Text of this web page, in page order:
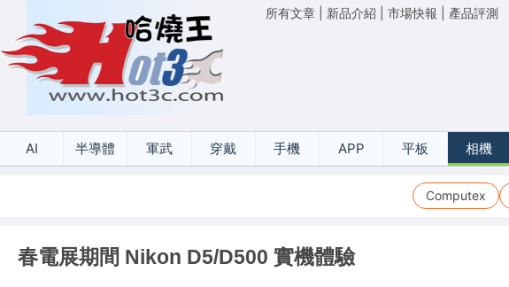
所有文章 新品介紹 市場快報 產品評測
AI 半導體 軍武 穿戴 手機 APP 平板 相機
Computex
春電展期間 Nikon D5/D500 實機體驗